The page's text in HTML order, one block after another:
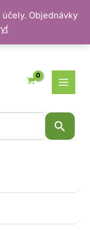
Objednávky